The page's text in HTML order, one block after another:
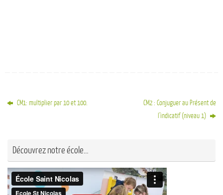
CM1: multiplier par 10 et 100.
CM2 : Conjuguer au Présent de
l’indicatif (niveau 1)
Découvrez notre école…